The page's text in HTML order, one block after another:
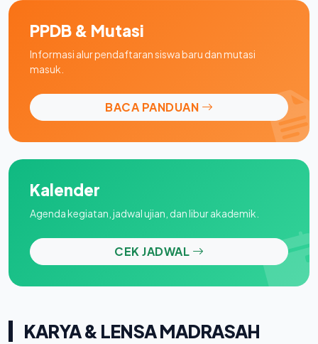
PPDB & Mutasi
Informasi alur pendaftaran siswa baru dan mutasi
masuk.
BACA PANDUAN
Kalender
Agenda kegiatan, jadwal ujian, dan libur akademik.
CEK JADWAL
KARYA & LENSA MADRASAH